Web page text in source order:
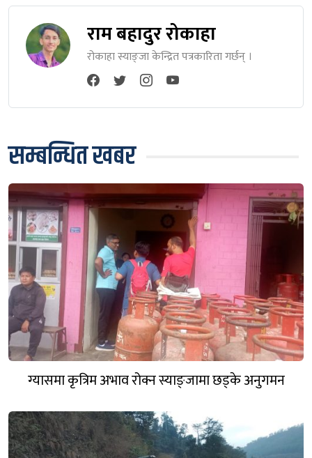
राम बहादुर रोकाहा
रोकाहा स्याङ्जा केन्द्रित पत्रकारिता गर्छन् ।
सम्बन्धित खबर
ग्यासमा कृत्रिम अभाव रोक्न स्याङ्जामा छड्के अनुगमन